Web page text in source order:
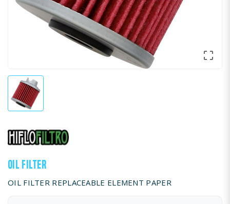

OIL FILTER
OIL FILTER REPLACEABLE ELEMENT PAPER